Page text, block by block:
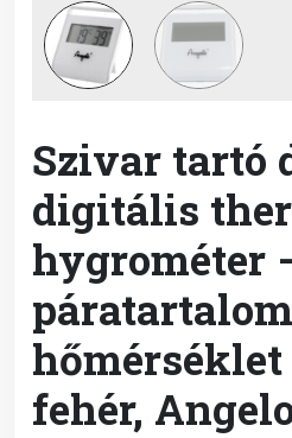
Szivar tartó
digitális
hygrométer
hőmérséklet
fehér,